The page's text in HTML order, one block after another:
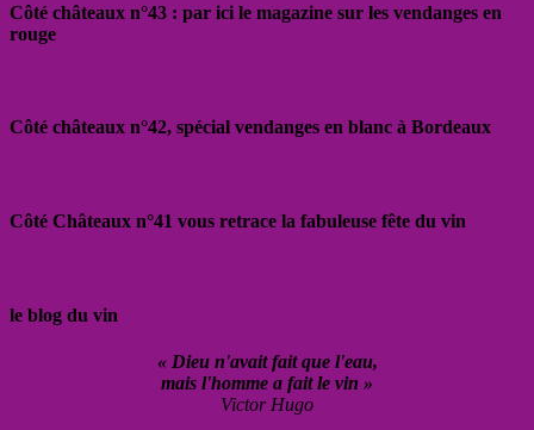
Côté châteaux n°43 : par ici le magazine sur les vendanges en
rouge
Côté châteaux n°42, spécial vendanges en blanc à Bordeaux
Côté Châteaux n°41 vous retrace la fabuleuse fête du vin
le blog du vin
« Dieu n'avait fait que l'eau,
mais l'homme a fait le vin »
Victor Hugo